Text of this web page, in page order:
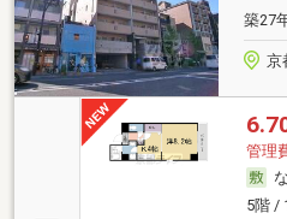
築27
京
管理
5階 /